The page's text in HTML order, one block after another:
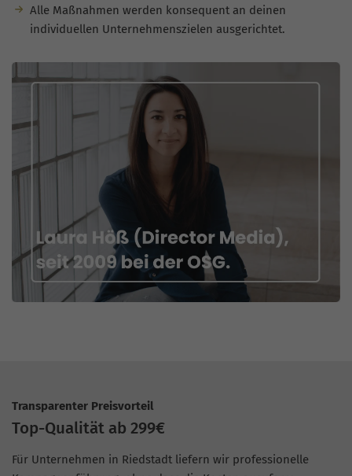
Alle Maßnahmen werden konsequent an deinen
individuellen Unternehmenszielen ausgerichtet.
Transparenter Preisvorteil
Top-Qualität ab 299€
Für Unternehmen in Riedstadt liefern wir professionelle